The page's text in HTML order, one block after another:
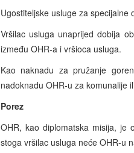
Ugostiteljske usluge za
Vršilac usluga unaprijed dobija
između OHR-a i vršioca usluga.
Kao naknadu za pružanje
nadoknadu OHR-u za
Porez
OHR, kao diplomatska misija, je
stoga vršilac usluga neće OHR-u